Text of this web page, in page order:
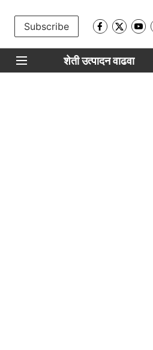
Subscribe
शेती उत्पादन वाढवा